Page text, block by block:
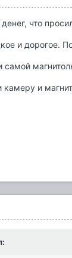
что
и дорогое.
самой
камеру и